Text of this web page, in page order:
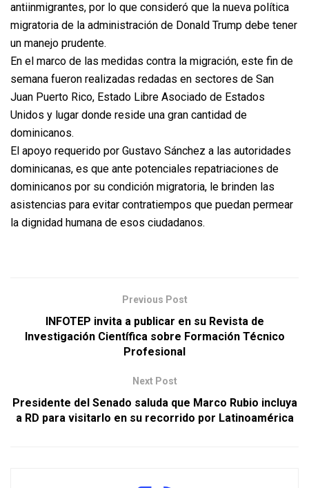
antiinmigrantes, por lo que consideró que la nueva política
migratoria de la administración de Donald Trump debe tener
un manejo prudente.
En el marco de las medidas contra la migración, este fin de
semana fueron realizadas redadas en sectores de San
Juan Puerto Rico, Estado Libre Asociado de Estados
Unidos y lugar donde reside una gran cantidad de
dominicanos.
El apoyo requerido por Gustavo Sánchez a las autoridades
dominicanas, es que ante potenciales repatriaciones de
dominicanos por su condición migratoria, le brinden las
asistencias para evitar contratiempos que puedan permear
la dignidad humana de esos ciudadanos.
Previous Post
INFOTEP invita a publicar en su Revista de
Investigación Científica sobre Formación Técnico
Profesional
Next Post
Presidente del Senado saluda que Marco Rubio incluya
a RD para visitarlo en su recorrido por Latinoamérica